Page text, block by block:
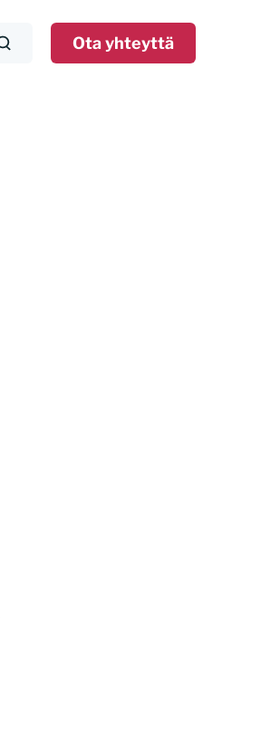
Ota yhteyttä